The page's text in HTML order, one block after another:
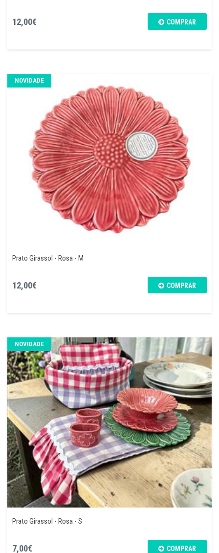
12,00€ COMPRAR
NOVIDADE
Prato Girassol - Rosa - M
12,00€ COMPRAR
NOVIDADE
Prato Girassol - Rosa - S
7,00€ COMPRAR